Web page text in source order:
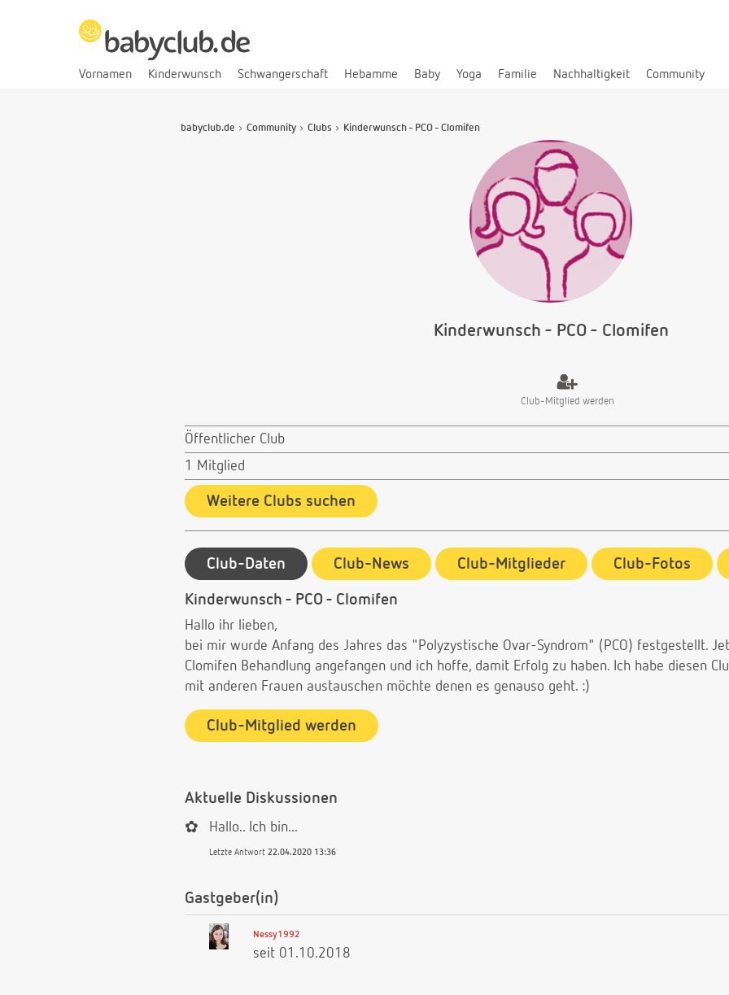
Vornamen Kinderwunsch Schwangerschaft Hebamme Baby Yoga Familie Nachhaltigkeit Community
babyclub.de Community Clubs Kinderwunsch - PCO - Clomifen
Kinderwunsch - PCO - Clomifen
Club-Mitglied werden
Öffentlicher Club
1 Mitglied
Weitere Clubs suchen
Club-Daten Club-News Club-Mitglieder Club-Fotos
Kinderwunsch - PCO - Clomifen
Hallo ihr lieben,
bei mir wurde Anfang des Jahres das "Polyzystische Ovar-Syndrom" (PCO) festgestellt.
Clomifen Behandlung angefangen und ich hoffe, damit Erfolg zu haben. Ich habe diesen
mit anderen Frauen austauschen möchte denen es genauso geht. :)
Club-Mitglied werden
Aktuelle Diskussionen
✿
Hallo.. Ich bin...
Letzte Antwort 22.04.2020 13:36
Gastgeber(in)
Nessy1992
seit 01.10.2018